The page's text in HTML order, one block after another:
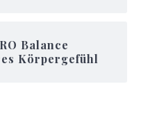
Balance
Körpergefühl